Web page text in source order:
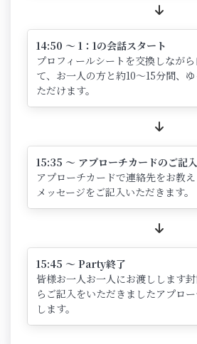
14:50 ～ 1：1の会話スタート
プロフィールシートを交換しなが
て、お一人の方と約10～15分間、
ただけます。
15:35 ～ アプローチカードのご記入
アプローチカードで連絡先をお教
メッセージをご記入いただきます。
15:45 ～ Party終了
皆様お一人お一人にお渡しします
らご記入をいただきましたアプロ
します。